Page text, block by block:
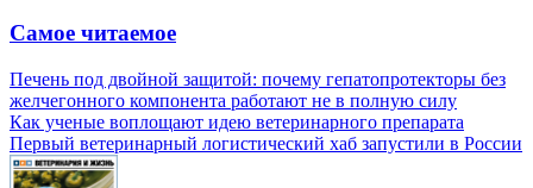
Самое читаемое
Печень под двойной защитой: почему гепатопротекторы без
желчегонного компонента работают не в полную силу
Как ученые воплощают идею ветеринарного препарата
Первый ветеринарный логистический хаб запустили в России